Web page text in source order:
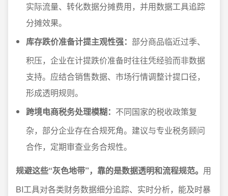
实际流量、转化数据分摊费用，并用数据工具追踪
分摊效果。
库存跌价准备计提主观性强： 部分商品临近过季、
积压，企业在计提跌价准备时往往凭经验而非数据
支持。应结合销售数据、市场行情调整计提口径，
形成透明规则。
跨境电商税务处理模糊： 不同国家的税收政策复
杂，部分企业存在合规死角。建议与专业税务顾问
合作，定期审查业务合规性。
规避这些“灰色地带”，靠的是数据透明和流程规范。 用
BI工具对各类财务数据细分追踪、实时分析，能及时暴